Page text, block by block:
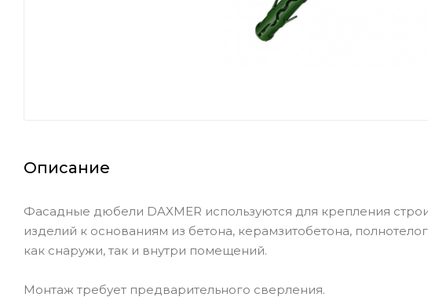
Описание
Фасадные дюбели DAXMER используются для крепления
изделий к основаниям из бетона, керамзитобетона,
как снаружи, так и внутри помещений.
Монтаж требует предварительного сверления.